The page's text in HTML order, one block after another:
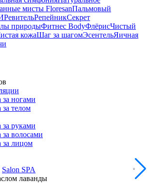
мисты FloresanПальмовый
РевительРепейникСекрет
природыФитнес BodyФлёрисЧистый
кожаШаг за шагомЭсентельЯичная
за ногами
за телом
за руками
за волосами
за лицом
Salon SPA
лаванды